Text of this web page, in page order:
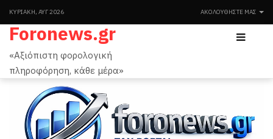
ΚΥΡΙΑΚΉ, ΑΥΓ 2026 ΑΚΟΛΟΥΘΉΣΤΕ ΜΑΣ
Foronews.gr
«Αξιόπιστη φορολογική
πληροφόρηση, κάθε μέρα»